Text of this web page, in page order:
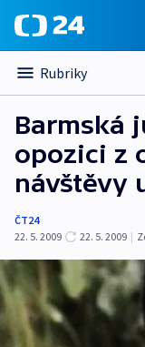
Rubriky
Barmská
opozici z
návštěvy
ČT24
22. 5. 2009
22. 5. 2009 |